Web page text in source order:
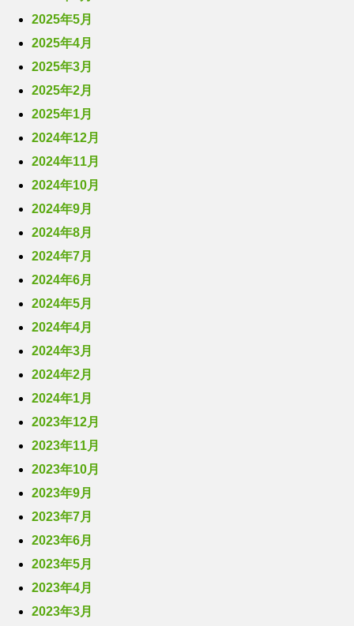
2025年5月
2025年4月
2025年3月
2025年2月
2025年1月
2024年12月
2024年11月
2024年10月
2024年9月
2024年8月
2024年7月
2024年6月
2024年5月
2024年4月
2024年3月
2024年2月
2024年1月
2023年12月
2023年11月
2023年10月
2023年9月
2023年7月
2023年6月
2023年5月
2023年4月
2023年3月